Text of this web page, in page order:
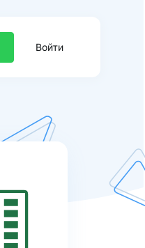
Войти